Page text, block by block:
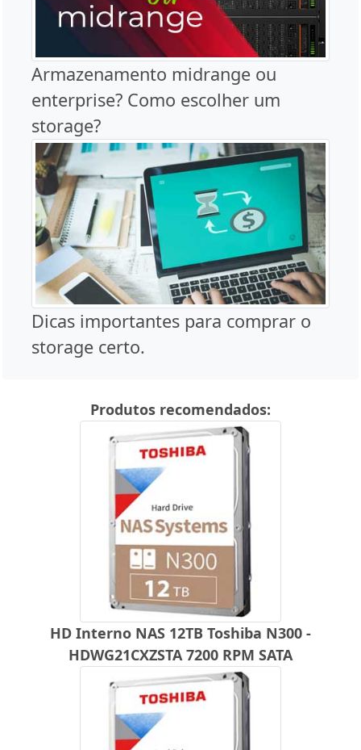
Armazenamento midrange ou
enterprise? Como escolher um
storage?
Dicas importantes para comprar o
storage certo.
Produtos recomendados:
HD Interno NAS 12TB Toshiba N300 -
HDWG21CXZSTA 7200 RPM SATA